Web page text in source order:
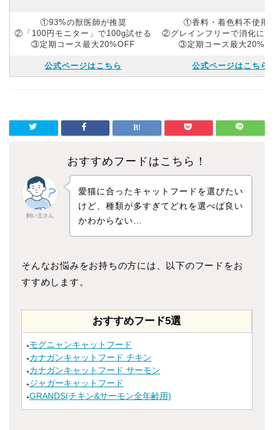
①93%の獣医師が推奨
②「100円モニター」で100g試せる
③定期コース最大20%OFF
①香料・着色料不使用
②グレインフリーで消化に
③定期コース最大
公式ページはこちら 公式ページはこちら
おすすめフードはこちら！
飼い主さん
愛猫に合ったキャットフードを選びたい
けど、種類が多すぎてどれを選べば良い
かわからない…
そんなお悩みをお持ちの方には、以下のフードをお
すすめします。
おすすめフード5選
● モグニャンキャットフード
● カナガンキャットフード チキン
● カナガンキャットフード サーモン
● ジャガーキャットフード
●GRANDS(チキン&サーモン全年齢用)